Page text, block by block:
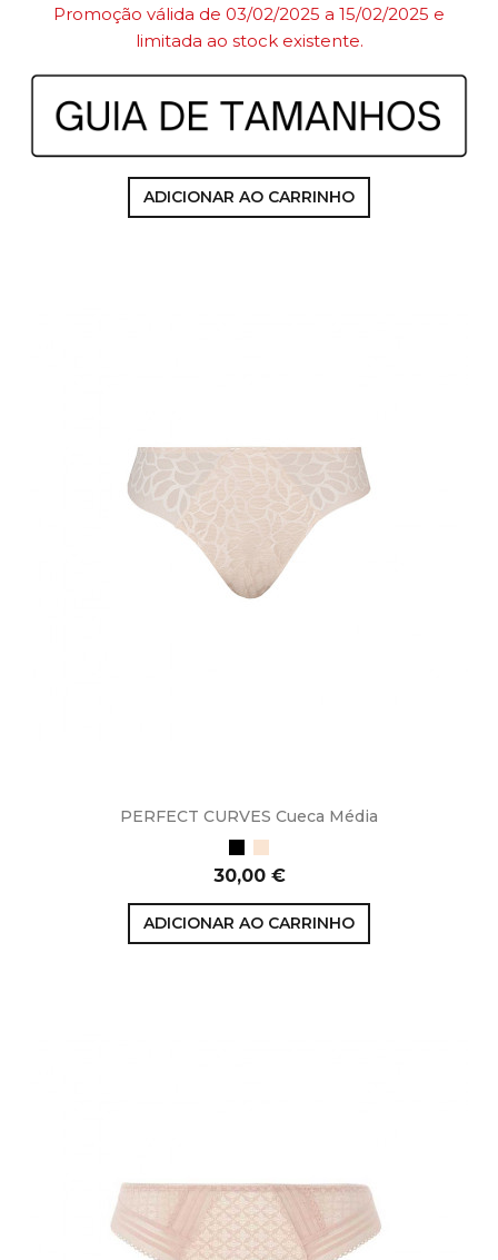
Promoção válida de 03/02/2025 a 15/02/2025 e
limitada ao stock existente.
ADICIONAR AO CARRINHO
PERFECT CURVES Cueca Média
Preço
30,00 €
ADICIONAR AO CARRINHO